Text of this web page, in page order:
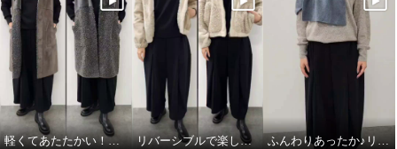
軽くてあたたかい！フェイクムートンジレ リバーシブルで楽しめる♪あったかフェイクムートン ふんわりあったか♪リネン×カシミヤの心地良さ